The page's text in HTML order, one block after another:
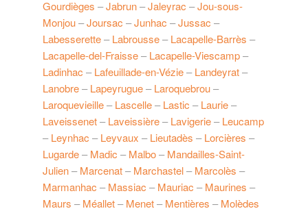
Gourdièges –Jabrun–Jaleyrac –Jou-sous-
Monjou–Joursac –Junhac –Jussac –
Labesserette–Labrousse–Lacapelle-Barrès –
Lacapelle-del-Fraisse–Lacapelle-Viescamp–
Ladinhac –Lafeuillade-en-Vézie–Landeyrat–
Lanobre–Lapeyrugue–Laroquebrou–
Laroquevieille–Lascelle–Lastic –Laurie–
Laveissenet–Laveissière–Lavigerie–Leucamp
–Leynhac –Leyvaux –Lieutadès –Lorcières –
Lugarde–Madic –Malbo–Mandailles-Saint-
Julien–Marcenat–Marchastel–Marcolès –
Marmanhac –Massiac –Mauriac –Maurines –
Maurs –Méallet–Menet–Mentières –Molèdes